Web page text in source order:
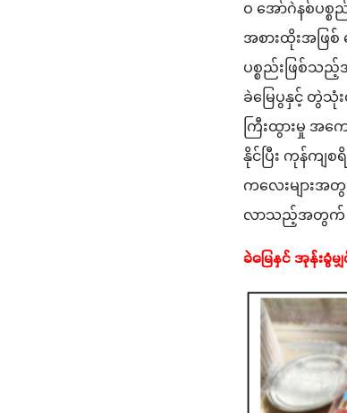
ဝ အော်ဂဲနစ်ပစ္
အစားထိုးအဖြစ်
ပစ္စည်းဖြစ်သ
ခဲမြေပွနှင့် တွဲသုံ
ကြီးထွားမှု အက
နိုင်ပြီး ကုန်ကျစ
ကလေးများအတွ
လာသည့်အတွက် ပို
ခဲမြေနှင် အုန်းခွံ